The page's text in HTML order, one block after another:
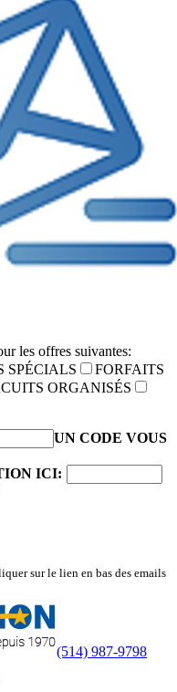
les offres suivantes:
SPÉCIALS
FORFAITS
ORGANISÉS
UN CODE VOUS
ICI:
sur le lien en bas des emails
(514) 987-9798